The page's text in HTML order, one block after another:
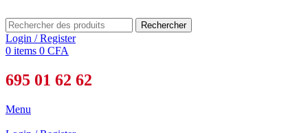
Rechercher
Login / Register
0 items 0 CFA
695 01 62 62
Menu